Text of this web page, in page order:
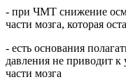
- при ЧМТ снижение
части мозга, которая
- есть основания
давления не приводит
части мозга